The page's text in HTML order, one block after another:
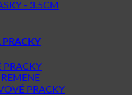
- 3.5CM
PRACKY
PRACKY
PRACKY